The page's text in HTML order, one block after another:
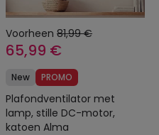
Voorheen 81,99 €
65,99 €
New PROMO
Plafondventilator met
lamp, stille DC-motor,
katoen Alma